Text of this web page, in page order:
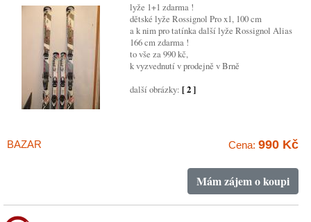
lyže 1+1 zdarma !
dětské lyže Rossignol Pro x1, 100 cm
a k nim pro tatínka další lyže Rossignol Alias
166 cm zdarma !
to vše za 990 kč,
k vyzvednutí v prodejně v Brně
další obrázky: [ 2 ]
BAZAR Cena: 990 Kč
Mám zájem o koupi